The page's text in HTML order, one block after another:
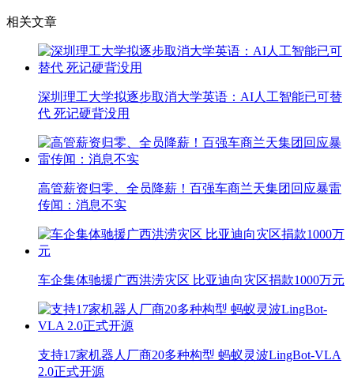
相关文章
深圳理工大学拟逐步取消大学英语：AI人工智能已可替
代 死记硬背没用
高管薪资归零、全员降薪！百强车商兰天集团回应暴雷
传闻：消息不实
车企集体驰援广西洪涝灾区 比亚迪向灾区捐款1000万元
支持17家机器人厂商20多种构型 蚂蚁灵波LingBot-VLA
2.0正式开源